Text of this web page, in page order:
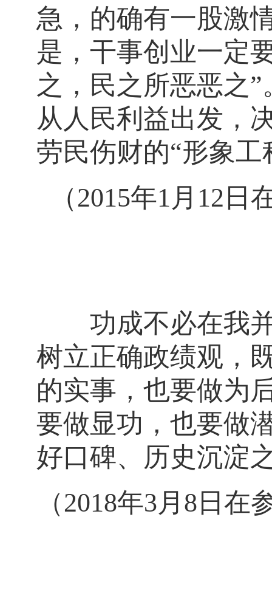
急，的确有一股激
是，干事创业一定
之，民之所恶恶之
从人民利益出发，
劳民伤财的“形象工
（2015年1月12
功成不必在我并
树立正确政绩观，
的实事，也要做为
要做显功，也要做
好口碑、历史沉淀
（2018年3月8日